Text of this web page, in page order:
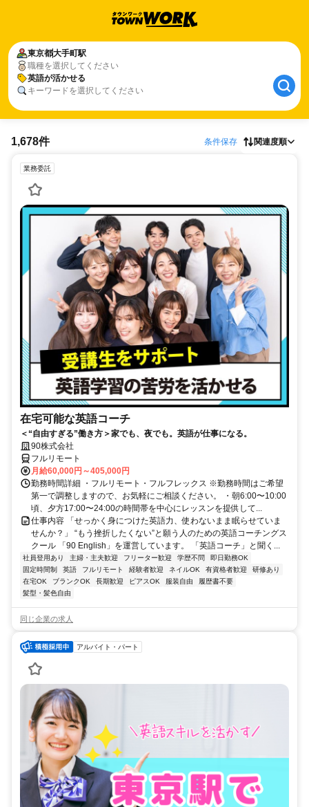
東京都大手町駅
職種を選択してください
英語が活かせる
キーワードを選択してください
1,678件 条件保存 関連度順
業務委託
在宅可能な英語コーチ
＜“自由すぎる”働き方＞家でも、夜でも。英語が仕事になる。
90株式会社
フルリモート
月給60,000円～405,000円
勤務時間詳細 ・フルリモート・フルフレックス ※勤務時間はご希望
第一で調整しますので、お気軽にご相談ください。 ・朝6:00〜10:00
頃、夕方17:00〜24:00の時間帯を中心にレッスンを提供して...
仕事内容 「せっかく身につけた英語力、使わないまま眠らせていま
せんか？」 “もう挫折したくない”と願う人のための英語コーチングス
クール 「90 English」を運営しています。 「英語コーチ」と聞く...
社員登用あり 主婦・主夫歓迎 フリーター歓迎 学歴不問
即日勤務OK
固定時間制
英語 フルリモート 経験者歓迎 ネイルOK 有資格者歓迎
研修あり
在宅OK
ブランクOK 長期歓迎 ピアスOK 服装自由
履歴書不要
髪型・髪色自由
同じ企業の求人
アルバイト・パート